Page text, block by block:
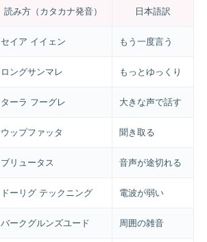
読み方（カタカナ発音） 日本語訳
セイア イイェン もう一度言う
ロングサンマレ もっとゆっくり
ターラ フーグレ 大きな声で話す
ウップファッタ 聞き取る
ブリュータス 音声が途切れる
ドーリグ テックニング 電波が弱い
バークグルンズユード 周囲の雑音